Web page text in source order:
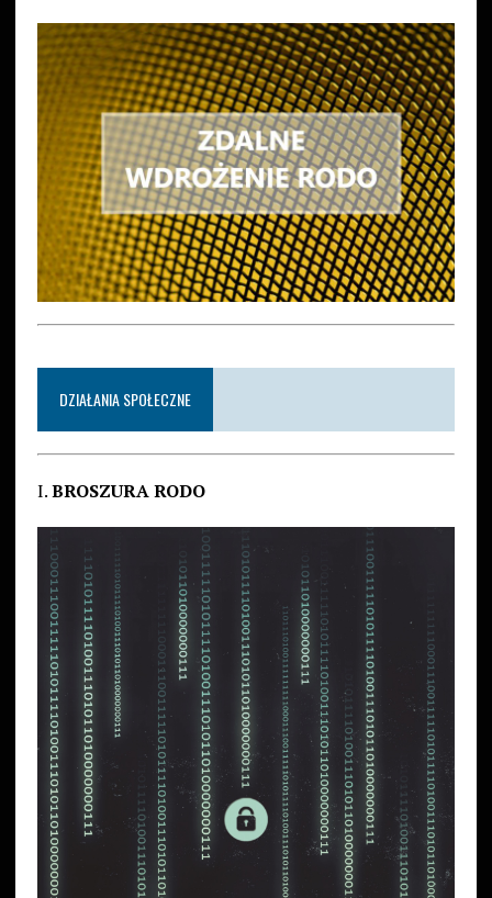
DZIAŁANIA SPOŁECZNE
I.BROSZURA RODO